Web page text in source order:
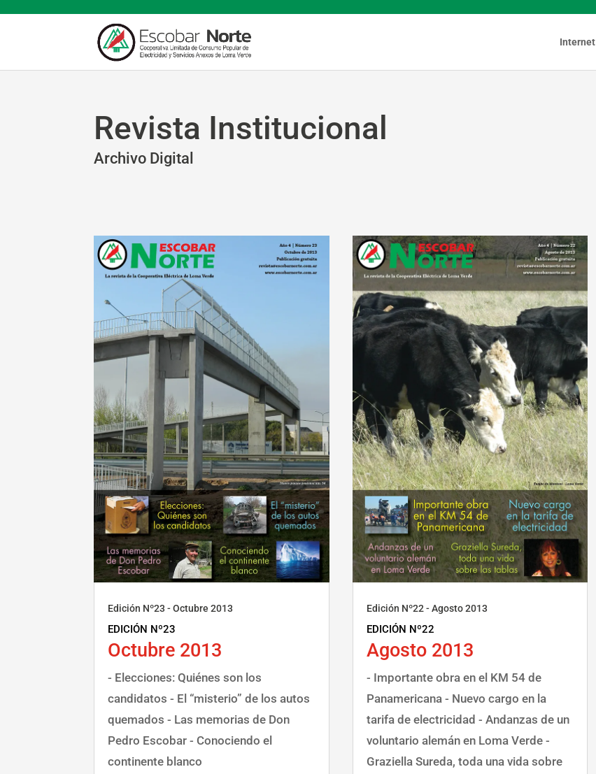
Internet
Revista Institucional
Archivo Digital
Edición Nº23 - Octubre 2013
EDICIÓN Nº23
Octubre 2013
- Elecciones: Quiénes son los
candidatos - El “misterio” de los autos
quemados - Las memorias de Don
Pedro Escobar - Conociendo el
continente blanco
Edición Nº22 - Agosto 2013
EDICIÓN Nº22
Agosto 2013
- Importante obra en el KM 54 de
Panamericana - Nuevo cargo en la
tarifa de electricidad - Andanzas de un
voluntario alemán en Loma Verde -
Graziella Sureda, toda una vida sobre